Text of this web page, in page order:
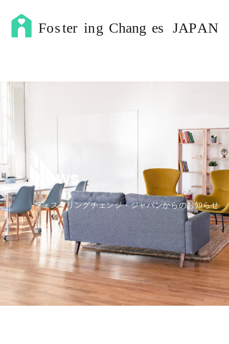
News
フォスタリングチェンジ・ジャパンからのお知らせ